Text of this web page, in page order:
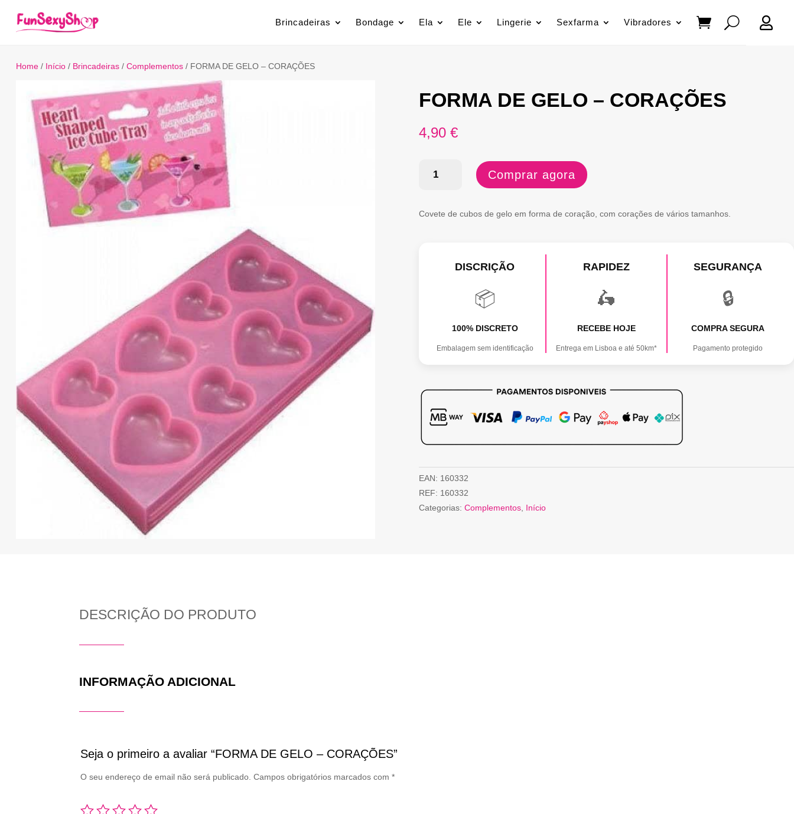
Brincadeiras Bondage Ela Ele Lingerie Sexfarma Vibradores 
Home/ Início/ Brincadeiras/ Complementos/ FORMA DE GELO – CORAÇÕES
FORMA DE GELO – CORAÇÕES
4,90 €
Comprar agora
Covete de cubos de gelo em forma de coração, com corações de vários tamanhos.
DISCRIÇÃO
📦
100% DISCRETO
Embalagem sem identificação
RAPIDEZ
🛵
RECEBE HOJE
Entrega em Lisboa e até 50km*
SEGURANÇA
🔒
COMPRA SEGURA
Pagamento protegido
EAN: 160332
REF: 160332
Categorias: Complementos, Início
DESCRIÇÃO DO PRODUTO
INFORMAÇÃO ADICIONAL
Seja o primeiro a avaliar “FORMA DE GELO – CORAÇÕES”
O seu endereço de email não será publicado. Campos obrigatórios marcados com*